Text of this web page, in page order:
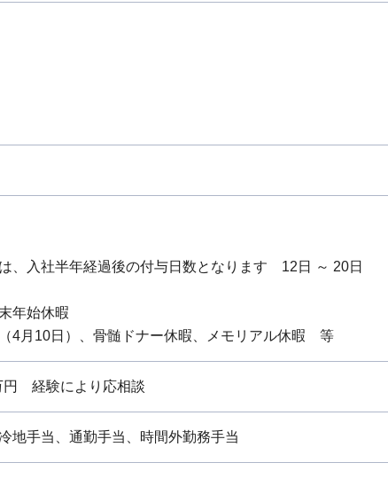
、入社半年経過後の付与日数となります 12日 ～ 20日
年始休暇
4月10日）、骨髄ドナー休暇、メモリアル休暇 等
経験により応相談
地手当、通勤手当、時間外勤務手当